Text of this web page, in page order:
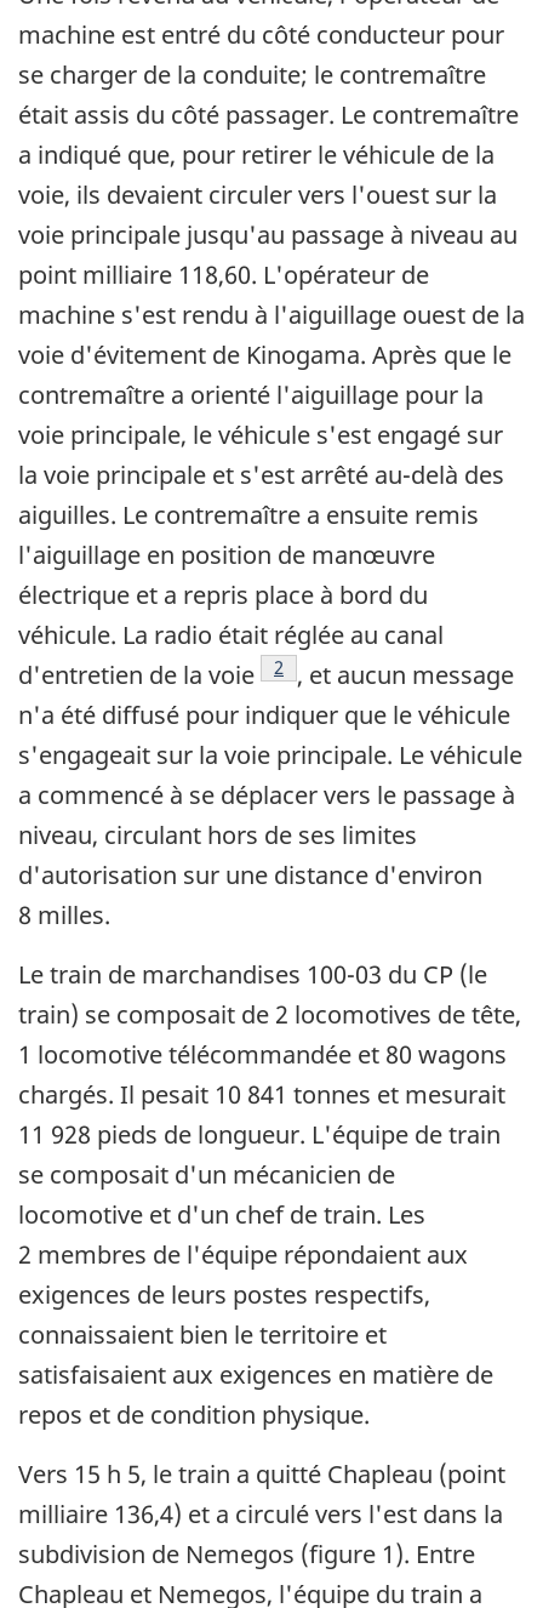
machine est entré du côté conducteur pour
se charger de la conduite; le contremaître
était assis du côté passager. Le contremaître
a indiqué que, pour retirer le véhicule de la
voie, ils devaient circuler vers l'ouest sur la
voie principale jusqu'au passage à niveau au
point milliaire 118,60. L'opérateur de
machine s'est rendu à l'aiguillage ouest de la
voie d'évitement de Kinogama. Après que le
contremaître a orienté l'aiguillage pour la
voie principale, le véhicule s'est engagé sur
la voie principale et s'est arrêté au-delà des
aiguilles. Le contremaître a ensuite remis
l'aiguillage en position de manœuvre
électrique et a repris place à bord du
véhicule. La radio était réglée au canal
d'entretien de la voie
Note de bas de page
2 , et aucun message
n'a été diffusé pour indiquer que le véhicule
s'engageait sur la voie principale. Le véhicule
a commencé à se déplacer vers le passage à
niveau, circulant hors de ses limites
d'autorisation sur une distance d'environ
8 milles.
Le train de marchandises 100-03 du CP (le
train) se composait de 2 locomotives de tête,
1 locomotive télécommandée et 80 wagons
chargés. Il pesait 10 841 tonnes et mesurait
11 928 pieds de longueur. L'équipe de train
se composait d'un mécanicien de
locomotive et d'un chef de train. Les
2 membres de l'équipe répondaient aux
exigences de leurs postes respectifs,
connaissaient bien le territoire et
satisfaisaient aux exigences en matière de
repos et de condition physique.
Vers 15 h 5, le train a quitté Chapleau (point
milliaire 136,4) et a circulé vers l'est dans la
subdivision de Nemegos (figure 1). Entre
Chapleau et Nemegos, l'équipe du train a